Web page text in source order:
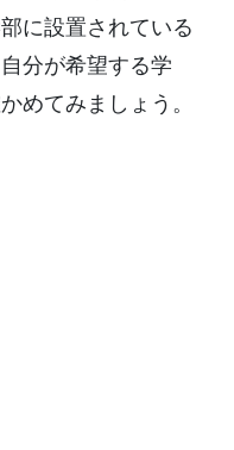
に設置されている
分が希望する学
めてみましょう。